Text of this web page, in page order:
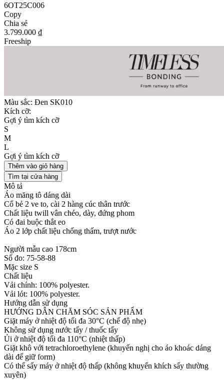
6OT25C006
Copy
Chia sẻ
3.799.000 ₫
Freeship
Màu sắc: Đen SK010
Kích cỡ:
Gợi ý tìm kích cỡ
S
M
L
Gợi ý tìm kích cỡ
Thêm vào giỏ hàng
Tìm tại cửa hàng
Mô tả
Áo măng tô dáng dài
Cổ bẻ 2 ve to, cài 2 hàng cúc thân trước
Chất liệu twill vân chéo, dày, đứng phom
Có đai buộc thắt eo
Áo 2 lớp chất liệu chống thấm, trượt nước
Người mẫu cao 178cm
Số đo: 75-58-88
Mặc size S
Chất liệu
Vải chính: 100% polyester.
Vải lót: 100% polyester.
Hướng dẫn sử dụng
HƯỚNG DẪN CHĂM SÓC SẢN PHẨM
Giặt máy ở nhiệt độ tối đa 30°C (chế độ nhẹ)
Không sử dụng nước tẩy / thuốc tẩy
Ủi ở nhiệt độ tối đa 110°C (nhiệt thấp)
Giặt khô với tetrachloroethylene (khuyến nghị cho áo khoác dáng
dài để giữ form)
Có thể sấy máy ở nhiệt độ thấp (không khuyến khích sấy thường
xuyên)